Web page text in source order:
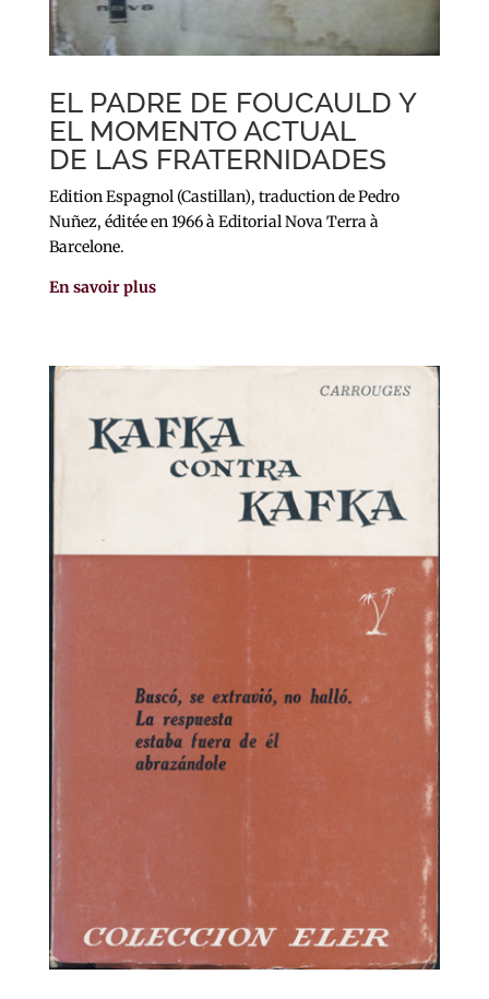
EL PADRE DE FOUCAULD Y
EL MOMENTO ACTUAL
DE LAS FRATERNIDADES
Edition Espagnol (Castillan), traduction de Pedro
Nuñez, éditée en 1966 à Editorial Nova Terra à
Barcelone.
En savoir plus